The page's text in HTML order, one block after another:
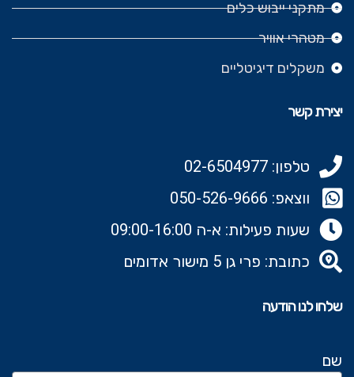
מתקני ייבוש כלים
מטהרי אוויר
משקלים דיגיטליים
יצירת קשר
טלפון: 02-6504977
ווצאפ: 050-526-9666‬
שעות פעילות: א-ה 09:00-16:00
כתובת: פרי גן 5 מישור אדומים
שלחו לנו הודעה
שם